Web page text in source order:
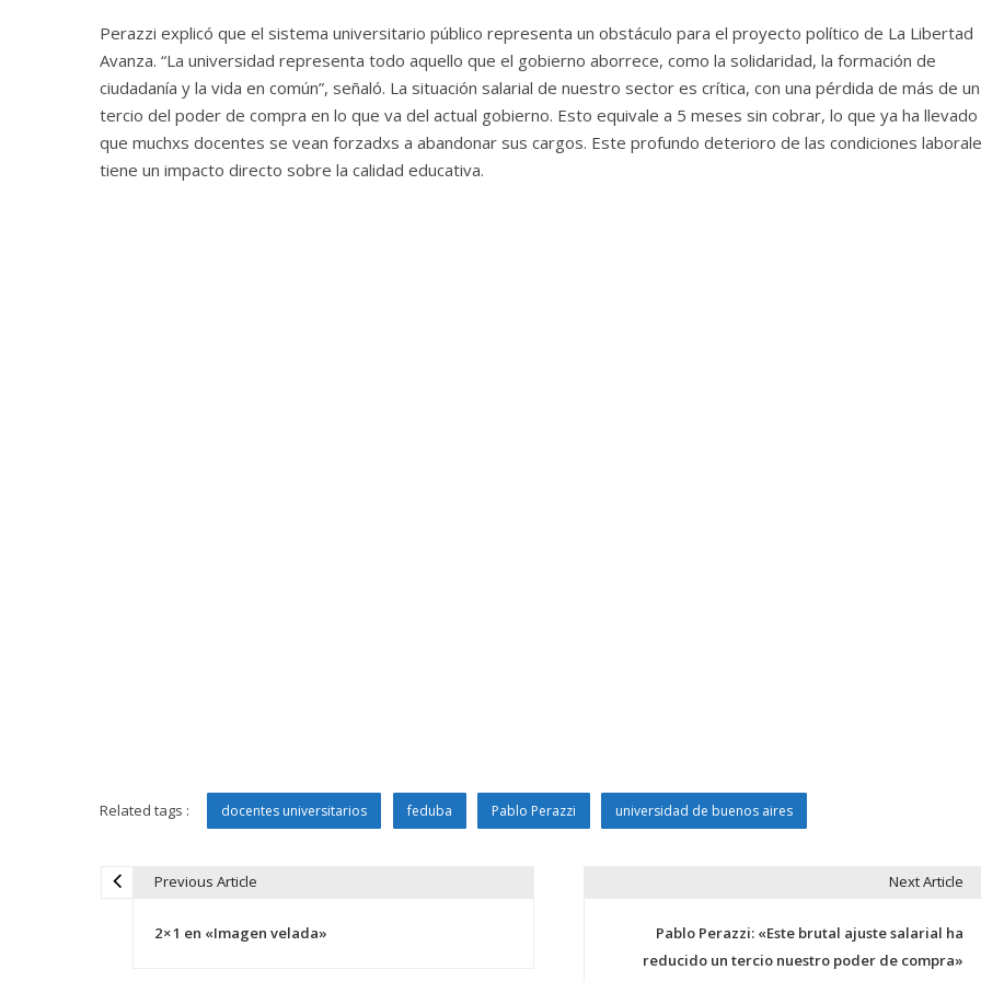
Perazzi explicó que el sistema universitario público representa un obstáculo para el proyecto político de La Libertad
Avanza. “La universidad representa todo aquello que el gobierno aborrece, como la solidaridad, la formación de
ciudadanía y la vida en común”, señaló. La situación salarial de nuestro sector es crítica, con una pérdida de más de un
tercio del poder de compra en lo que va del actual gobierno. Esto equivale a 5 meses sin cobrar, lo que ya ha llevado
que muchxs docentes se vean forzadxs a abandonar sus cargos. Este profundo deterioro de las condiciones
tiene un impacto directo sobre la calidad educativa.
Related tags : docentes universitarios feduba Pablo Perazzi universidad de buenos aires
Previous Article
2×1 en «Imagen velada»
Next Article
Pablo Perazzi: «Este brutal ajuste salarial ha
reducido un tercio nuestro poder de compra»